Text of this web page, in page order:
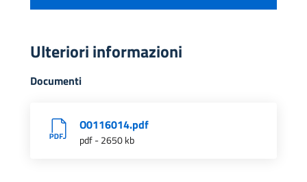
Ulteriori informazioni
Documenti
O0116014.pdf
pdf - 2650 kb